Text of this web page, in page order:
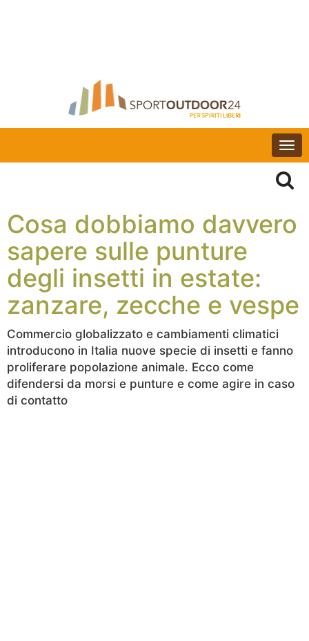
Cosa dobbiamo davvero
sapere sulle punture
degli insetti in estate:
zanzare, zecche e vespe
Commercio globalizzato e cambiamenti climatici
introducono in Italia nuove specie di insetti e fanno
proliferare popolazione animale. Ecco come
difendersi da morsi e punture e come agire in caso
di contatto